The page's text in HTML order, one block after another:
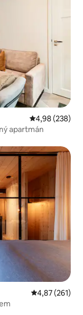
Priemerné
4,98 (238)
apartmán
Priemerné
4,87 (261)